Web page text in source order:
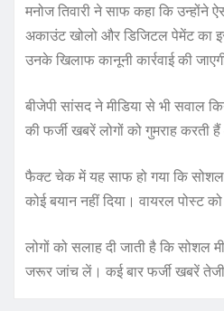
मनोज तिवारी ने साफ कहा कि उन्होंने
अकाउंट खोलो और डिजिटल पेमेंट का
उनके खिलाफ कानूनी कार्रवाई की
बीजेपी सांसद ने मीडिया से भी सवाल
की फर्जी खबरें लोगों को गुमराह
फैक्ट चेक में यह साफ हो गया कि सोशल
कोई बयान नहीं दिया। वायरल पोस्ट
लोगों को सलाह दी जाती है कि सोशल
जरूर जांच लें। कई बार फर्जी खबरें तेजी